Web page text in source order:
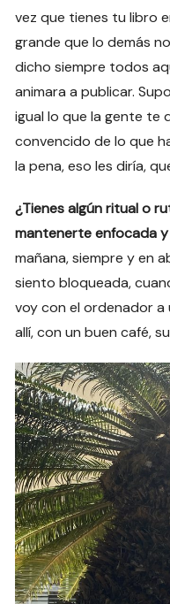
vez que tienes tu libro
grande que lo demás
dicho siempre todos
animara a publicar.
igual lo que la gente te
convencido de lo que
la pena, eso les diría,
¿Tienes algún ritual o
mantenerte enfocada
mañana, siempre y en
siento bloqueada,
voy con el ordenador a
allí, con un buen café,